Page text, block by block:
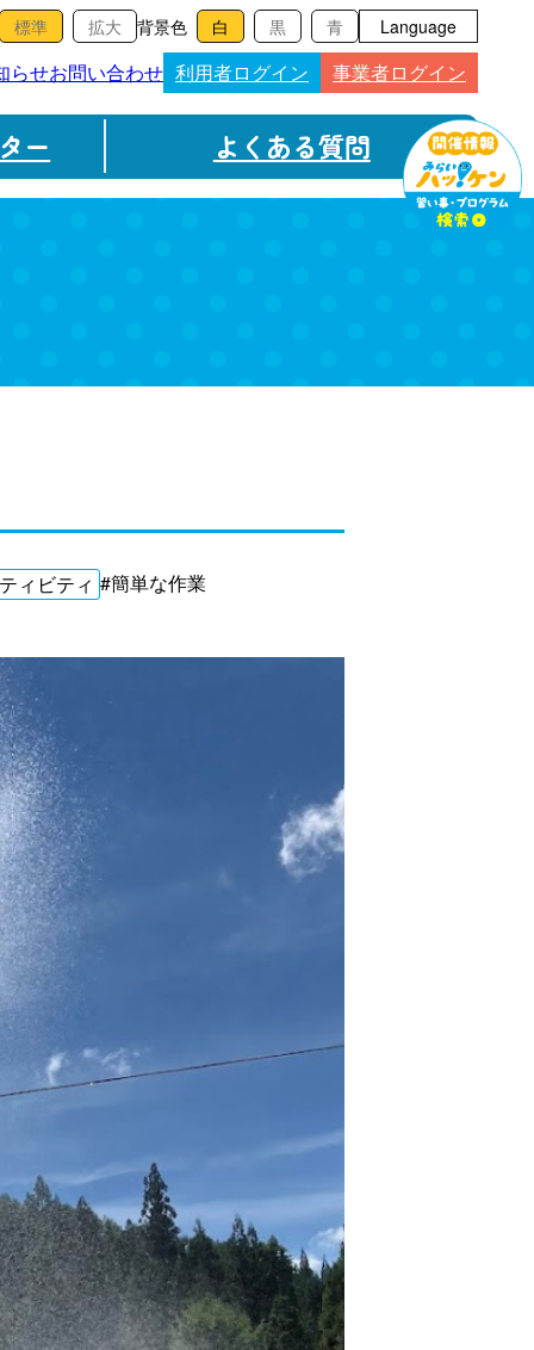
背景色 Language
らせお問い合わせ 利用者ログイン 事業者ログイン
ー よくある質問
ィビティ #簡単な作業